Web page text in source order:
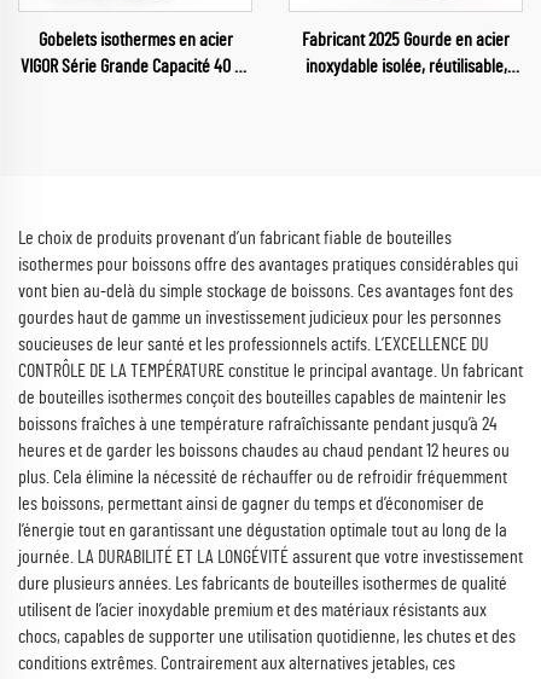
Gobelets isothermes en acier
VIGOR Série Grande Capacité 40 oz
Fabricant 2025 Gourde en acier
inoxydable isolée, réutilisable,
Le choix de produits provenant d’un fabricant fiable de bouteilles
isothermes pour boissons offre des avantages pratiques considérables qui
vont bien au-delà du simple stockage de boissons. Ces avantages font des
gourdes haut de gamme un investissement judicieux pour les personnes
soucieuses de leur santé et les professionnels actifs. L’EXCELLENCE DU
CONTRÔLE DE LA TEMPÉRATURE constitue le principal avantage. Un fabricant
de bouteilles isothermes conçoit des bouteilles capables de maintenir les
boissons fraîches à une température rafraîchissante pendant jusqu’à 24
heures et de garder les boissons chaudes au chaud pendant 12 heures ou
plus. Cela élimine la nécessité de réchauffer ou de refroidir fréquemment
les boissons, permettant ainsi de gagner du temps et d’économiser de
l’énergie tout en garantissant une dégustation optimale tout au long de la
journée. LA DURABILITÉ ET LA LONGÉVITÉ assurent que votre investissement
dure plusieurs années. Les fabricants de bouteilles isothermes de qualité
utilisent de l’acier inoxydable premium et des matériaux résistants aux
chocs, capables de supporter une utilisation quotidienne, les chutes et des
conditions extrêmes. Contrairement aux alternatives jetables, ces